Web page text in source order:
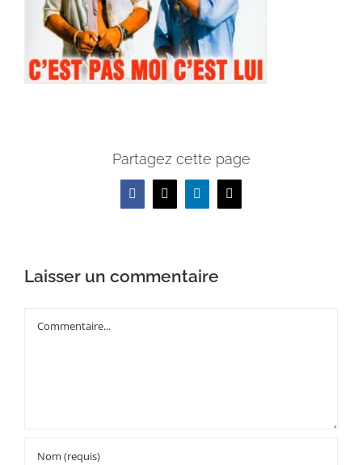
Partagez cette page
Facebook
X LinkedInEmail
Laisser un commentaire
Commentaire